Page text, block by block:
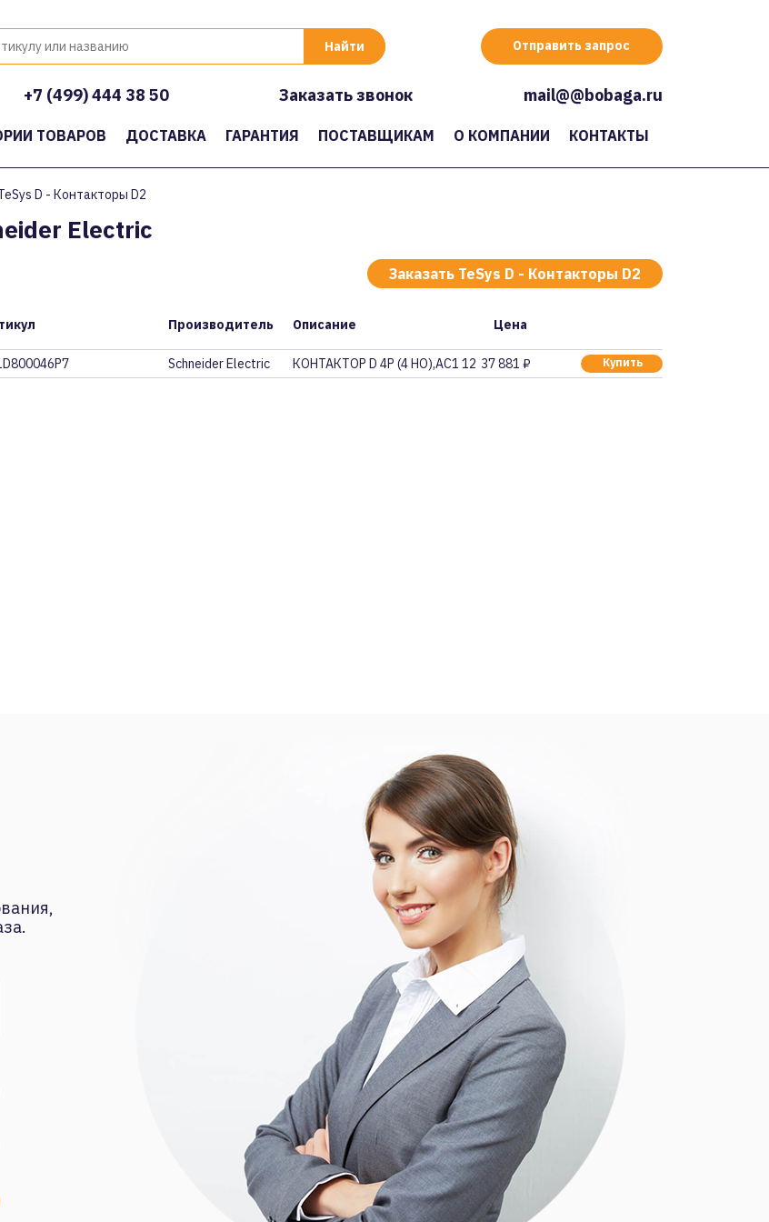
Отправить запрос
+7 (499) 444 38 50 Заказать звонок mail@@bobaga.ru
ТОВАРОВ ДОСТАВКА ГАРАНТИЯ ПОСТАВЩИКАМ О КОМПАНИИ КОНТАКТЫ
D - Контакторы D2
Electric
Заказать TeSys D - Контакторы D2
Производитель Описание Цена
Schneider Electric КОНТАКТОР D 4Р (4 НО),AC1 12537 881 ₽ Купить